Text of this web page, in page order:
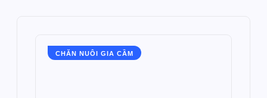
CHĂN NUÔI GIA CẦM